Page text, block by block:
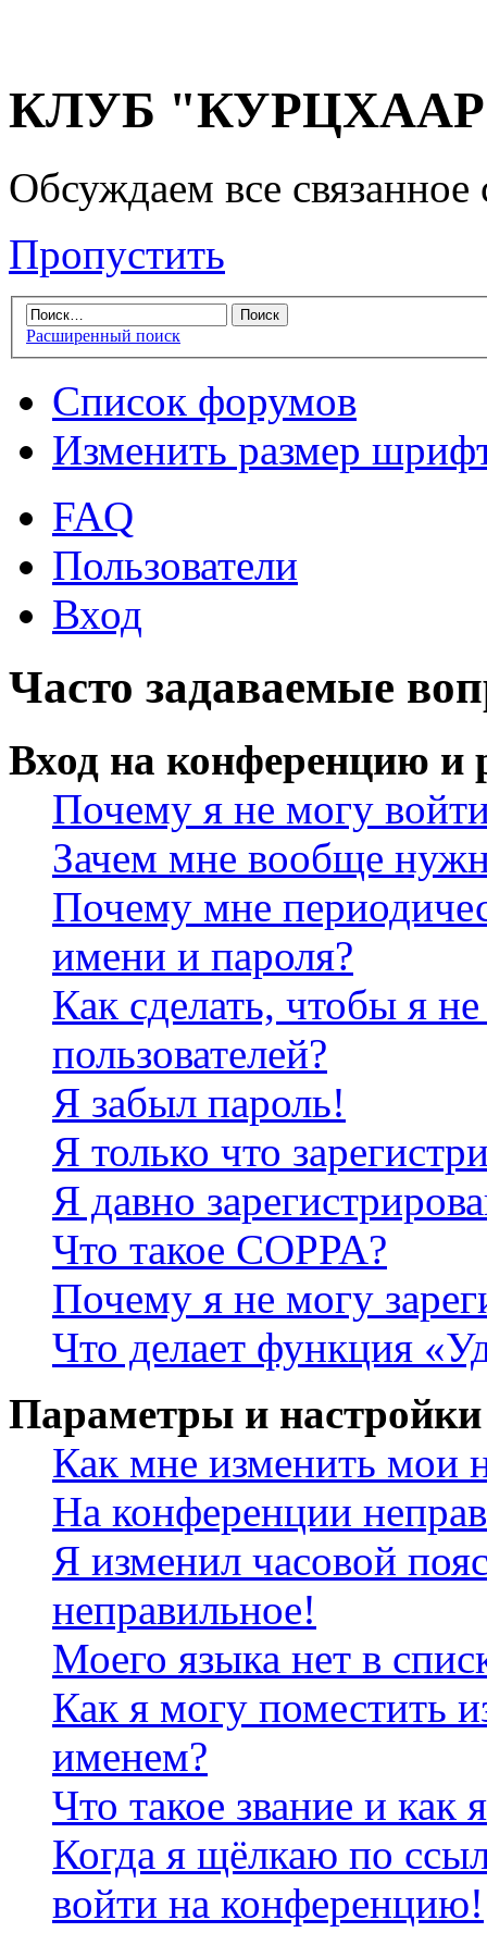
КЛУБ "КУРЦХААР"
Обсуждаем все
Пропустить
Расширенный поиск
Список форумов
Изменить размер
FAQ
Пользователи
Вход
Часто задаваемые
Вход на конференцию и
Почему я не могу
Зачем мне вообще
Почему мне
имени и пароля?
Как сделать, чтобы я
пользователей?
Я забыл пароль!
Я только что
Я давно
Что такое COPPA?
Почему я не могу
Что делает функция
Параметры и настройки
Как мне изменить мои
На конференции
Я изменил часовой
неправильное!
Моего языка нет в
Как я могу поместить
именем?
Что такое звание и как
Когда я щёлкаю по
войти на конференцию!